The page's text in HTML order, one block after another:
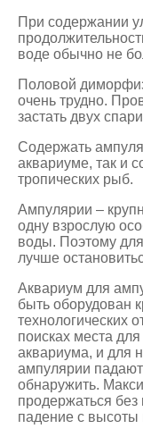
При содержании
воде обычно не
Половой
очень трудно.
застать двух
Содержать
аквариуме, так и
тропических рыб.
Ампулярии –
одну взрослую
воды. Поэтому
лучше
Аквариум для
быть оборудован
технологических
поисках места
аквариума, и для
ампулярии
обнаружить.
продержаться без
падение с высоты